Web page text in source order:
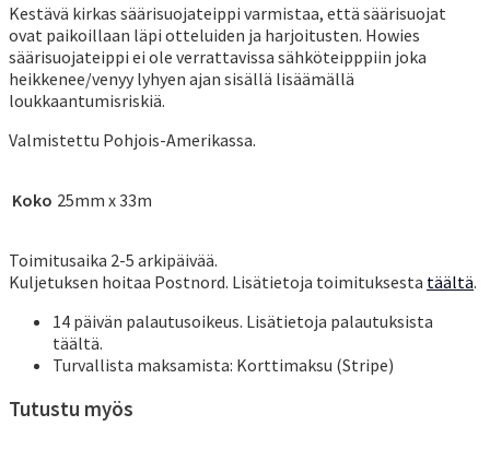
Kestävä kirkas säärisuojateippi varmistaa, että säärisuojat
ovat paikoillaan läpi otteluiden ja harjoitusten. Howies
säärisuojateippi ei ole verrattavissa sähköteipppiin joka
heikkenee/venyy lyhyen ajan sisällä lisäämällä
loukkaantumisriskiä.
Valmistettu Pohjois-Amerikassa.
Koko 25mm x 33m
Toimitusaika 2-5 arkipäivää.
Kuljetuksen hoitaa Postnord. Lisätietoja toimituksesta täältä.
14 päivän palautusoikeus. Lisätietoja palautuksista
täältä.
Turvallista maksamista: Korttimaksu (Stripe)
Tutustu myös